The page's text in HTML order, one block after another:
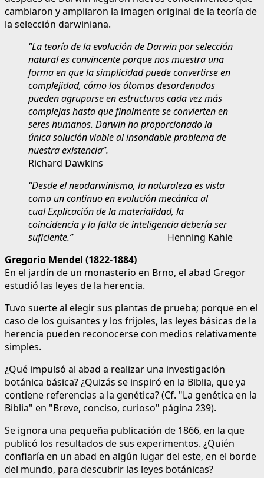
cambiaron y ampliaron la imagen original de la teoría de
la selección darwiniana.
"La teoría de la evolución de Darwin por selección
natural es convincente porque nos muestra una
forma en que la simplicidad puede convertirse en
complejidad, cómo los átomos desordenados
pueden agruparse en estructuras cada vez más
complejas hasta que finalmente se convierten en
seres humanos. Darwin ha proporcionado la
única solución viable al insondable problema de
nuestra existencia”.
Richard Dawkins
“Desde el neodarwinismo, la naturaleza es vista
como un continuo en evolución mecánica al
cualExplicación de la materialidad, la
coincidencia y la falta de inteligenciadebería ser
suficiente.”
Henning Kahle
Gregorio Mendel (1822-1884)
En el jardín de un monasterio en Brno, el abad Gregor
estudió las leyes de la herencia.
Tuvo suerte al elegir sus plantas de prueba; porque en el
caso de los guisantes y los frijoles, las leyes básicas de la
herencia pueden reconocerse con medios relativamente
simples.
¿Qué impulsó al abad a realizar una investigación
botánica básica? ¿Quizás se inspiró en la Biblia, que ya
contiene referencias a la genética? (Cf. "La genética en la
Biblia" en "Breve, conciso, curioso" página 239).
Se ignora una pequeña publicación de 1866, en la que
publicó los resultados de sus experimentos. ¿Quién
confiaría en un abad en algún lugar del este, en el borde
del mundo, para descubrir las leyes botánicas?